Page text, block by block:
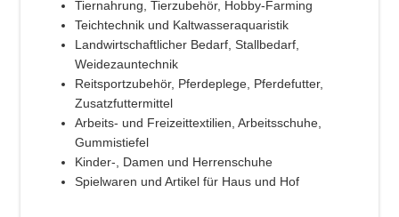
Tiernahrung, Tierzubehör, Hobby-Farming
Teichtechnik und Kaltwasseraquaristik
Landwirtschaftlicher Bedarf, Stallbedarf,
Weidezauntechnik
Reitsportzubehör, Pferdeplege, Pferdefutter,
Zusatzfuttermittel
Arbeits- und Freizeittextilien, Arbeitsschuhe,
Gummistiefel
Kinder-, Damen und Herrenschuhe
Spielwaren und Artikel für Haus und Hof